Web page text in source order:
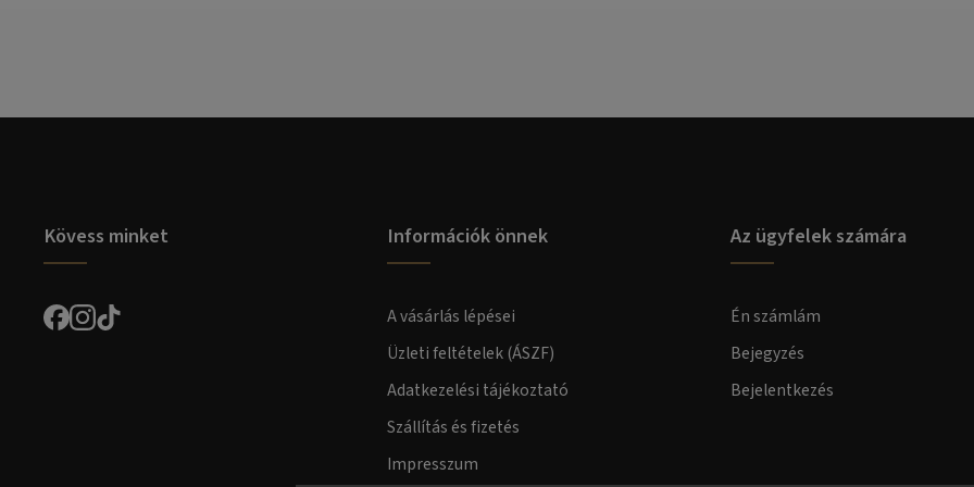
Kövess minket Információk önnek
A vásárlás lépései
Üzleti feltételek (ÁSZF)
Adatkezelési tájékoztató
Szállítás és fizetés
Impresszum
Az ügyfelek számára
Én számlám
Bejegyzés
Bejelentkezés